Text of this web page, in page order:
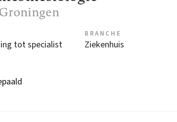
tot specialist
BRANCHE
Ziekenhuis